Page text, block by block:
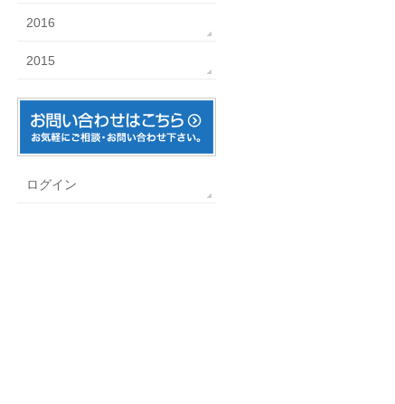
2016
2015
ログイン